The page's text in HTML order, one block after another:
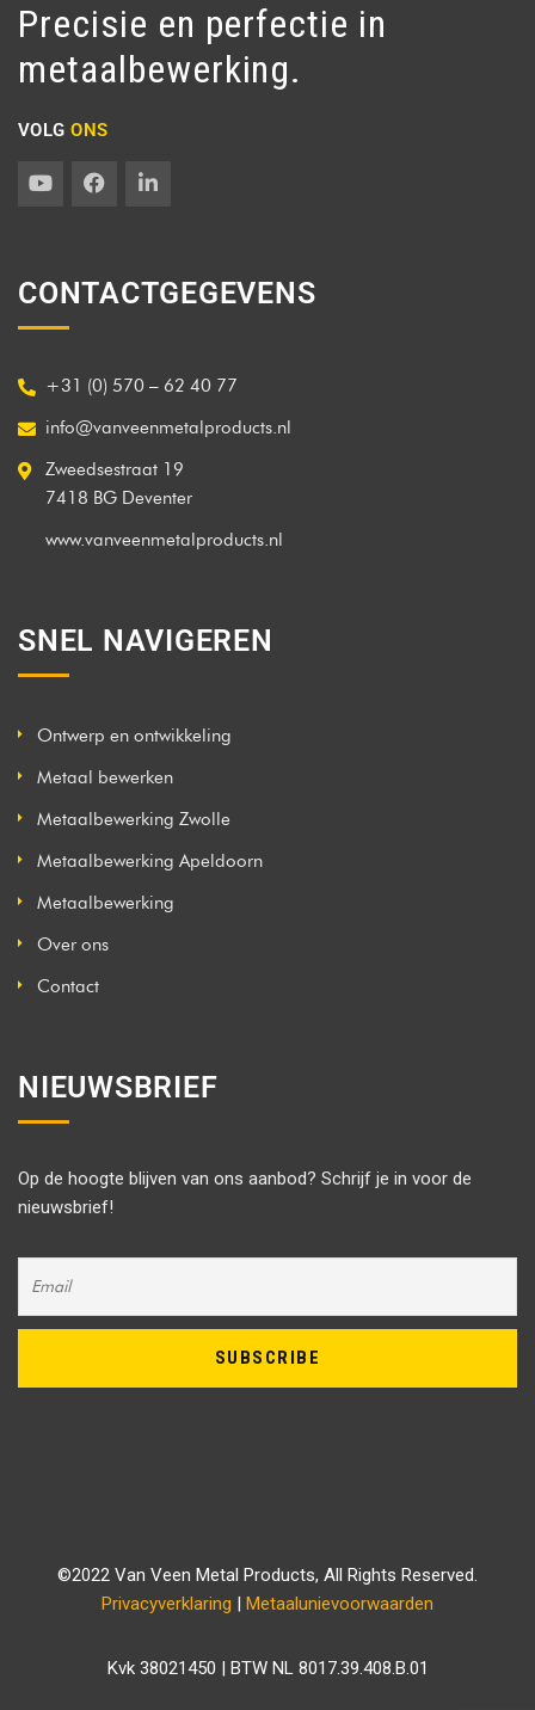
Precisie en perfectie in
metaalbewerking.
VOLGONS
CONTACTGEGEVENS
+31 (0) 570 – 62 40 77
info@vanveenmetalproducts.nl
Zweedsestraat 19
7418 BG Deventer
www.vanveenmetalproducts.nl
SNEL NAVIGEREN
Ontwerp en ontwikkeling
Metaal bewerken
Metaalbewerking Zwolle
Metaalbewerking Apeldoorn
Metaalbewerking
Over ons
Contact
NIEUWSBRIEF
Op de hoogte blijven van ons aanbod? Schrijf je in voor de
nieuwsbrief!
©2022 Van Veen Metal Products, All Rights Reserved.
Privacyverklaring | Metaalunievoorwaarden
Kvk 38021450 | BTW NL 8017.39.408.B.01